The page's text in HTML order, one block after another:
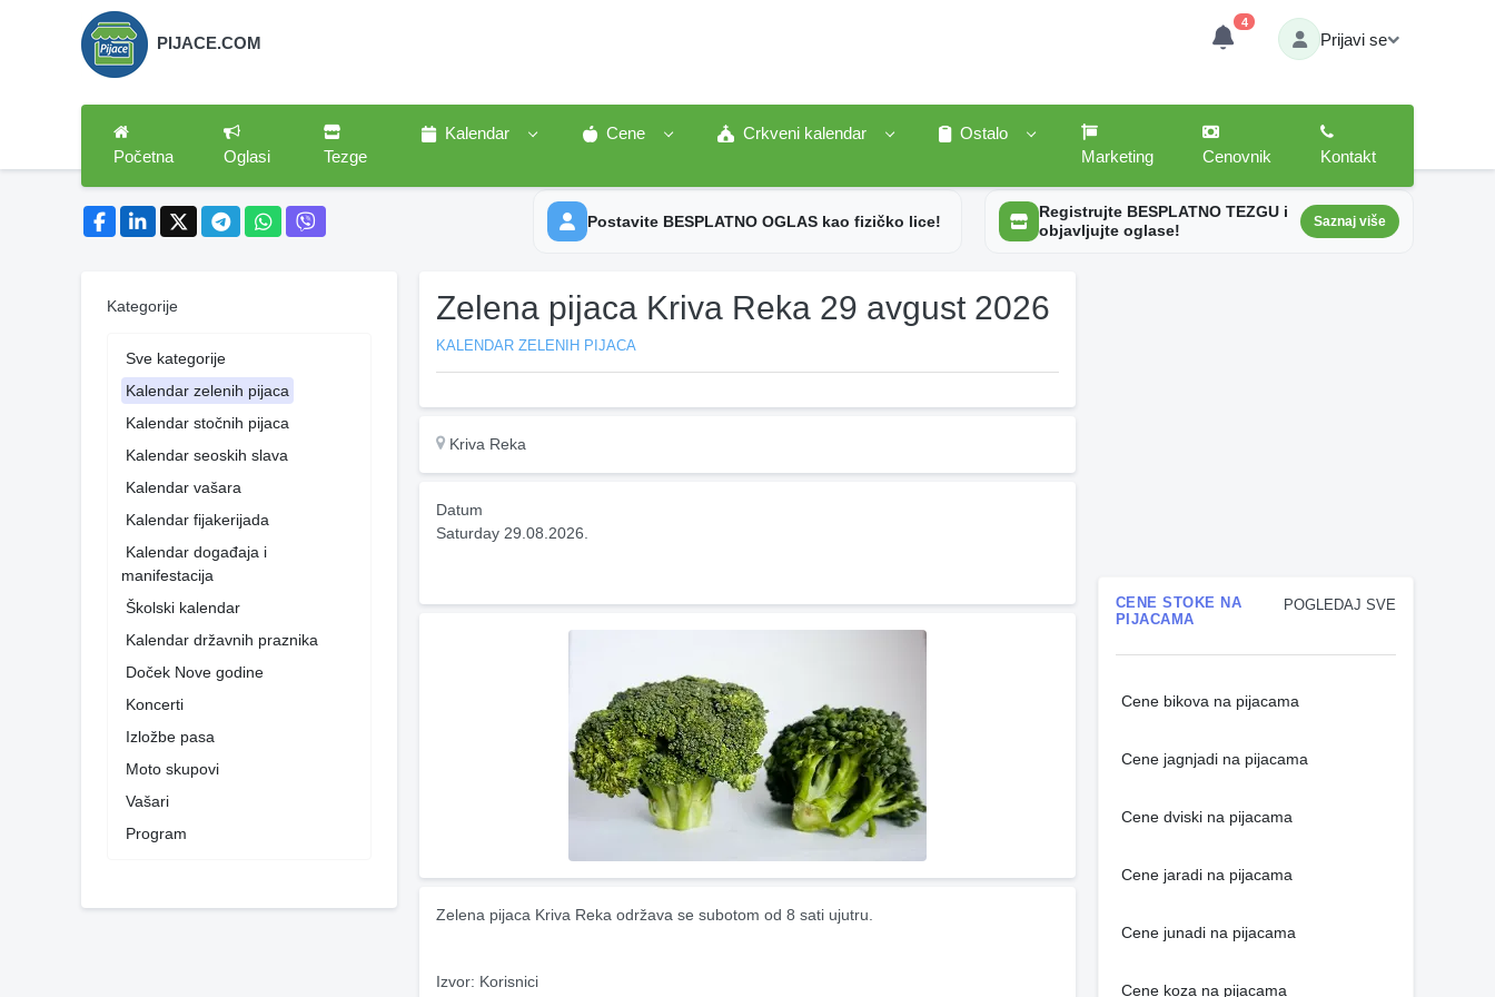
PIJACE.COM
4
Prijavi se
Početna Oglasi Tezge
Kalendar Cene Crkveni kalendar
Ostalo
Marketing
Cenovnik Kontakt
Postavite BESPLATNO OGLAS kao fizičko lice!
Registrujte BESPLATNO TEZGU i
objavljujte oglase!
Saznaj više
Kategorije
Sve kategorije
Kalendar zelenih pijaca
Kalendar stočnih pijaca
Kalendar seoskih slava
Kalendar vašara
Kalendar fijakerijada
Kalendar događaja i
manifestacija
Školski kalendar
Kalendar državnih praznika
Doček Nove godine
Koncerti
Izložbe pasa
Moto skupovi
Vašari
Program
Zelena pijaca Kriva Reka 29 avgust 2026
KALENDAR ZELENIH PIJACA
Kriva Reka
Datum
Saturday 29.08.2026.
Zelena pijaca Kriva Reka održava se subotom od 8 sati ujutru.
Izvor: Korisnici
POGLEDAJ SVE
CENE STOKE NA
PIJACAMA
Cene bikova na pijacama
Cene jagnjadi na pijacama
Cene dviski na pijacama
Cene jaradi na pijacama
Cene junadi na pijacama
Cene koza na pijacama